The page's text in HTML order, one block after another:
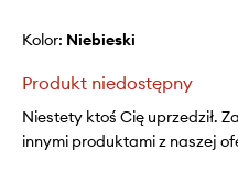
Kolor: niebieski
Produkt niedostępny
Niestety ktoś Cię uprzedził.
innymi produktami z naszej